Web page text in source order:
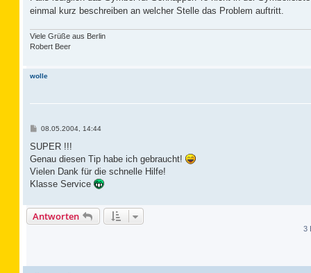
einmal kurz beschreiben an welcher Stelle das Problem auftritt.
Viele Grüße aus Berlin
Robert Beer
wolle
B
i
r
a
08.05.2004, 14:44
SUPER !!!
Genau diesen Tip habe ich gebraucht!
Vielen Dank für die schnelle Hilfe!
Klasse Service
Antworten
3